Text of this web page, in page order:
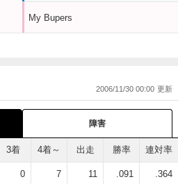
My Bupers
2006/11/30 00:00
障害
3着 4着～ 出走 勝率 連対率
0 7 11 .091 .364